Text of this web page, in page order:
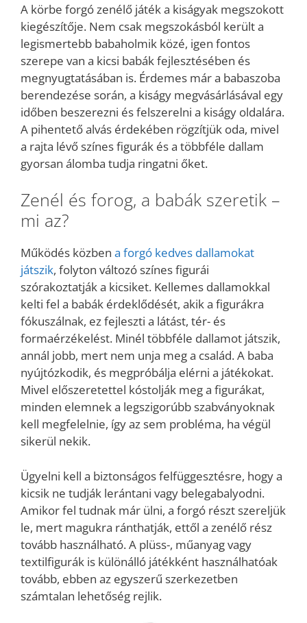
A körbe forgó zenélő játék a kiságyak megszokott
kiegészítője. Nem csak megszokásból került a
legismertebb babaholmik közé, igen fontos
szerepe van a kicsi babák fejlesztésében és
megnyugtatásában is. Érdemes már a babaszoba
berendezése során, a kiságy megvásárlásával egy
időben beszerezni és felszerelni a kiságy oldalára.
A pihentető alvás érdekében rögzítjük oda, mivel
a rajta lévő színes figurák és a többféle dallam
gyorsan álomba tudja ringatni őket.
Zenél és forog, a babák szeretik –
mi az?
Működés közben a forgó kedves dallamokat
játszik, folyton változó színes figurái
szórakoztatják a kicsiket. Kellemes dallamokkal
kelti fel a babák érdeklődését, akik a figurákra
fókuszálnak, ez fejleszti a látást, tér- és
formaérzékelést. Minél többféle dallamot játszik,
annál jobb, mert nem unja meg a család. A baba
nyújtózkodik, és megpróbálja elérni a játékokat.
Mivel előszeretettel kóstolják meg a figurákat,
minden elemnek a legszigorúbb szabványoknak
kell megfelelnie, így az sem probléma, ha végül
sikerül nekik.
Ügyelni kell a biztonságos felfüggesztésre, hogy a
kicsik ne tudják lerántani vagy belegabalyodni.
Amikor fel tudnak már ülni, a forgó részt szereljük
le, mert magukra ránthatják, ettől a zenélő rész
tovább használható. A plüss-, műanyag vagy
textilfigurák is különálló játékként használhatóak
tovább, ebben az egyszerű szerkezetben
számtalan lehetőség rejlik.